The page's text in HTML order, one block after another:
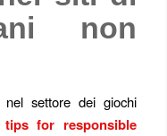
non
settore dei giochi
tips for responsible